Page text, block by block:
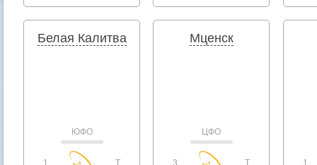
Белая Калитва
ЮФО
1 T
Мценск
ЦФО
3 T 1